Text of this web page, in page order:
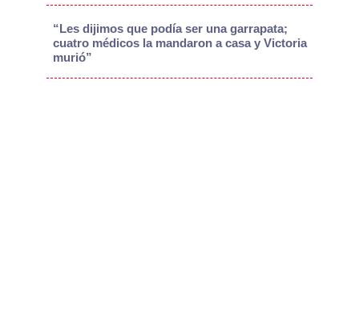
“Les dijimos que podía ser una garrapata;
cuatro médicos la mandaron a casa y Victoria
murió”